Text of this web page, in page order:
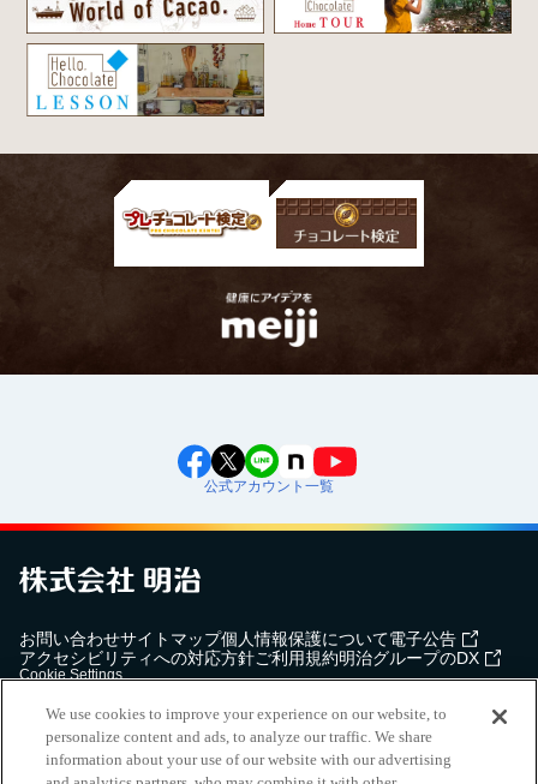
公式アカウント一覧
お問い合わせサイトマップ個人情報保護について電子公告
アクセシビリティへの対応方針ご利用規約明治グループのDX
Cookie Settings
We use cookies to improve your experience on our website, to
personalize content and ads, to analyze our traffic. We share
information about your use of our website with our advertising